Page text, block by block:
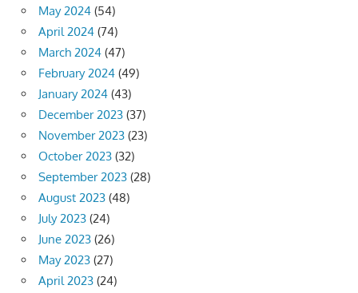
May 2024 (54)
April 2024 (74)
March 2024 (47)
February 2024 (49)
January 2024 (43)
December 2023 (37)
November 2023 (23)
October 2023 (32)
September 2023 (28)
August 2023 (48)
July 2023 (24)
June 2023 (26)
May 2023 (27)
April 2023 (24)